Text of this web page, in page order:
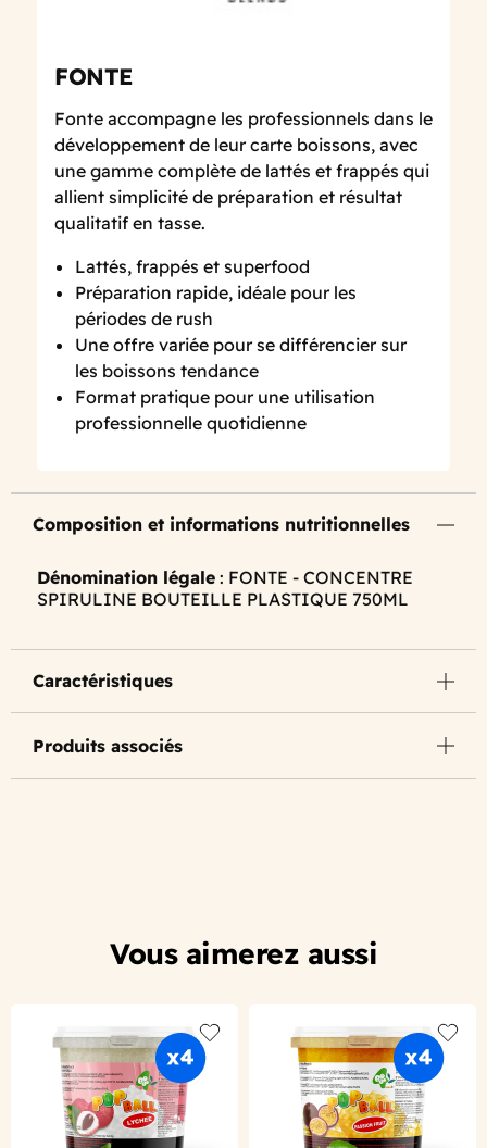
FONTE
Fonte accompagne les professionnels dans le
développement de leur carte boissons, avec
une gamme complète de lattés et frappés qui
allient simplicité de préparation et résultat
qualitatif en tasse.
Lattés, frappés et superfood
Préparation rapide, idéale pour les
périodes de rush
Une offre variée pour se différencier sur
les boissons tendance
Format pratique pour une utilisation
professionnelle quotidienne
Composition et informations nutritionnelles
Dénomination légale : FONTE - CONCENTRE
SPIRULINE BOUTEILLE PLASTIQUE 750ML
Caractéristiques
Produits associés
Vous aimerez aussi
Add to wishlist Add